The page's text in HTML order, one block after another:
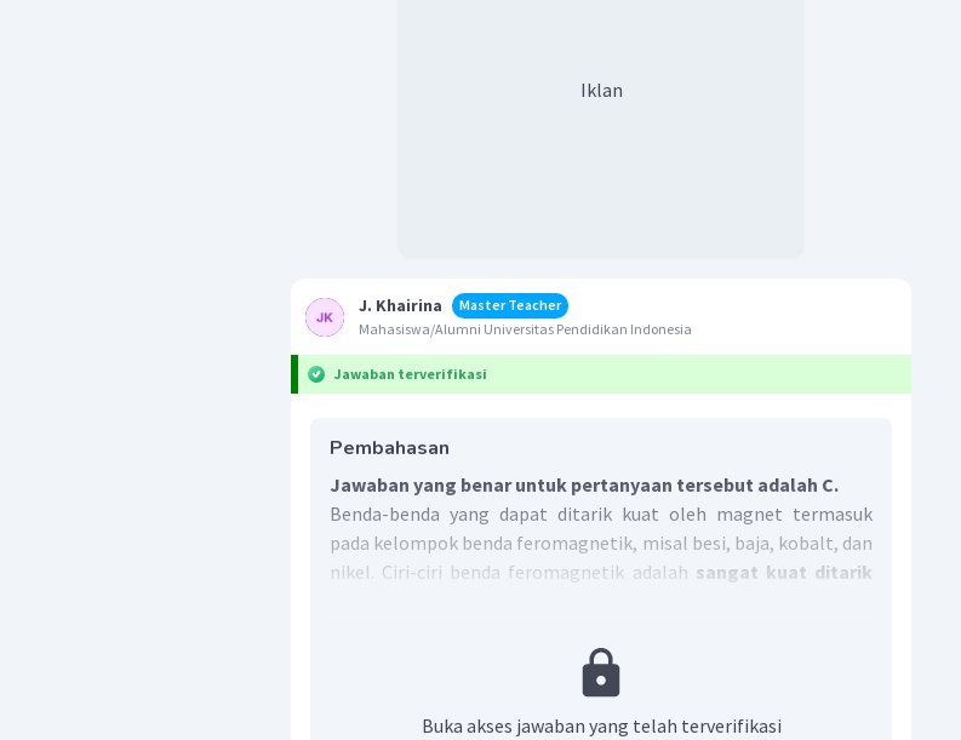
Iklan
J. Khairina
Master Teacher
Mahasiswa/Alumni Universitas Pendidikan Indonesia
Jawaban terverifikasi
Pembahasan
Jawaban yang benar untuk pertanyaan tersebut adalah C.
Benda-benda yang dapat ditarik kuat oleh magnet termasuk
pada kelompok benda feromagnetik, misal besi, baja, kobalt, dan
nikel. Ciri-ciri benda feromagnetik adalah sangat kuat ditarik
Jadi, jawaban yang tepat adalah C. 2, 3, dan 4.
Buka akses jawaban yang telah terverifikasi